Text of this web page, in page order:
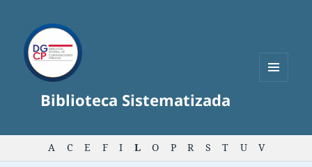
Biblioteca Sistematizada
A C E F I L O P R S T U V